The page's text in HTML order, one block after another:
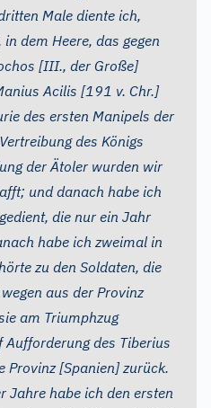
Male diente ich,
dem Heere, das gegen
[III., der Große]
Acilis [191 v. Chr.]
des ersten Manipels der
des Königs
der Ätoler wurden wir
und danach habe ich
die nur ein Jahr
habe ich zweimal in
zu den Soldaten, die
aus der Provinz
am Triumphzug
des Tiberius
Provinz [Spanien] zurück.
Jahre habe ich den ersten